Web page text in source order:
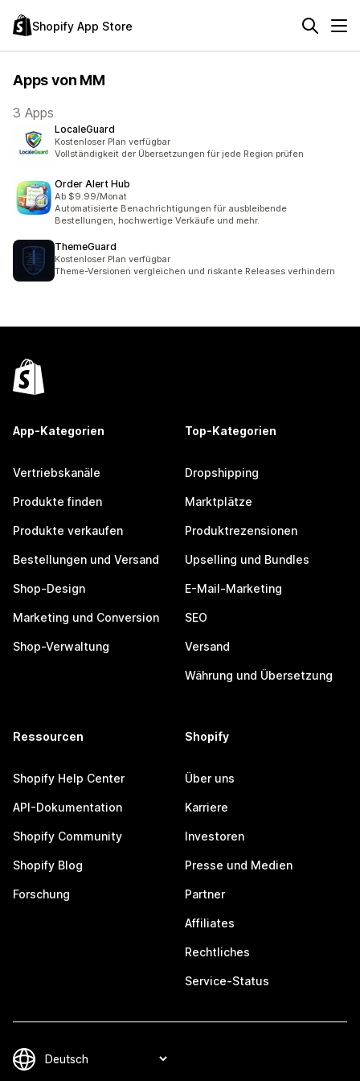
Shopify App Store
Apps von MM
3 Apps
LocaleGuard
Kostenloser Plan verfügbar
Vollständigkeit der Übersetzungen für jede Region prüfen
Order Alert Hub
Ab $9.99/Monat
Automatisierte Benachrichtigungen für ausbleibende
Bestellungen, hochwertige Verkäufe und mehr.
ThemeGuard
Kostenloser Plan verfügbar
Theme-Versionen vergleichen und riskante Releases verhindern
App-Kategorien
Vertriebskanäle
Produkte finden
Produkte verkaufen
Bestellungen und Versand
Shop-Design
Marketing und Conversion
Shop-Verwaltung
Top-Kategorien
Dropshipping
Marktplätze
Produktrezensionen
Upselling und Bundles
E-Mail-Marketing
SEO
Versand
Währung und Übersetzung
Ressourcen
Shopify Help Center
API-Dokumentation
Shopify Community
Shopify Blog
Forschung
Shopify
Über uns
Karriere
Investoren
Presse und Medien
Partner
Affiliates
Rechtliches
Service-Status